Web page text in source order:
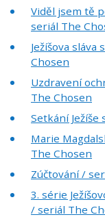
Viděl jsem tě
seriál The
Ježíšova
Chosen
Uzdravení
The Chosen
Setkání
Marie
The Chosen
Zúčtování /
3. série
/ seriál The